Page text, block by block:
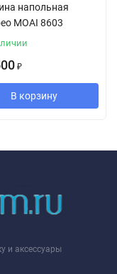
напольная
MOAI 8603
₽
В корзину
и аксессуары